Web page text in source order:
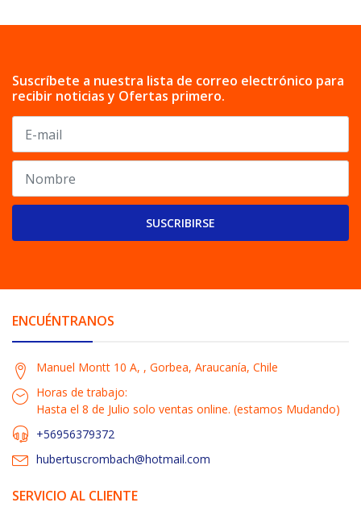
Suscríbete a nuestra lista de correo electrónico para
recibir noticias y Ofertas primero.
SUSCRIBIRSE
ENCUÉNTRANOS
Manuel Montt 10 A, , Gorbea, Araucanía, Chile
Horas de trabajo:
Hasta el 8 de Julio solo ventas online. (estamos Mudando)
+56956379372
hubertuscrombach@hotmail.com
SERVICIO AL CLIENTE